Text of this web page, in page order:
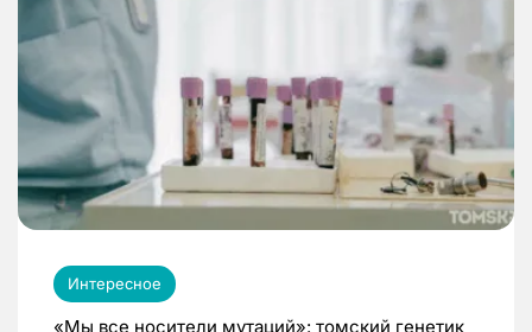
Интересное
«Мы все носители мутаций»: томский генетик